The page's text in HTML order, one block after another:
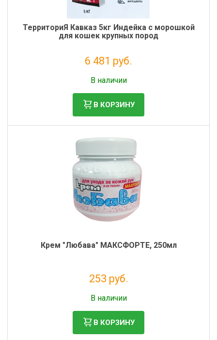
ТерриториЯ Кавказ 5кг Индейка с морошкой
для кошек крупных пород
6 481 руб.
В наличии
В КОРЗИНУ
Крем "Любава" МАКСФОРТЕ, 250мл
253 руб.
В наличии
В КОРЗИНУ